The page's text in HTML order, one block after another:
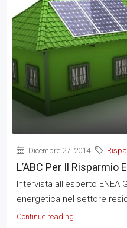
Dicembre 27, 2014
L’ABC Per Il Risparmio
Intervista all’esperto ENEA
energetica nel settore
Continue reading